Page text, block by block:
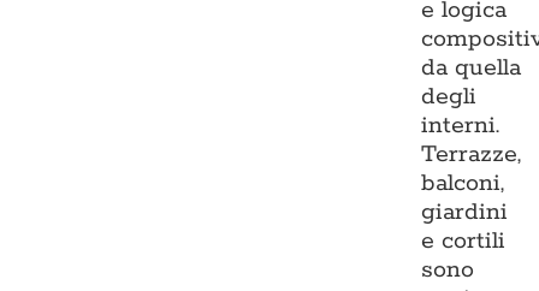
e logica
da quella
degli
interni.
Terrazze,
balconi,
giardini
e cortili
sono